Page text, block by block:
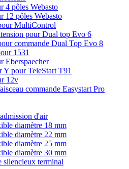
4 pôles Webasto
12 pôles Webasto
MultiControl
pour Dual top Evo 6
commande Dual Top Evo 8
1531
Eberspaecher
Y pour TeleStart T91
12v
commande Easystart Pro
d'air
diamètre 18 mm
diamètre 22 mm
diamètre 25 mm
diamètre 30 mm
silencieux terminal